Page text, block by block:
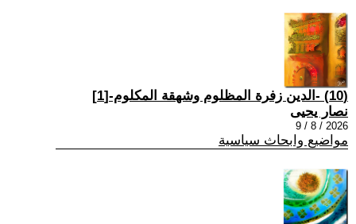
(10) -الدين زفرة المظلوم وشهقة المكلوم-[1]
نصار يحيى
2026 / 8 / 9
مواضيع وابحاث سياسية